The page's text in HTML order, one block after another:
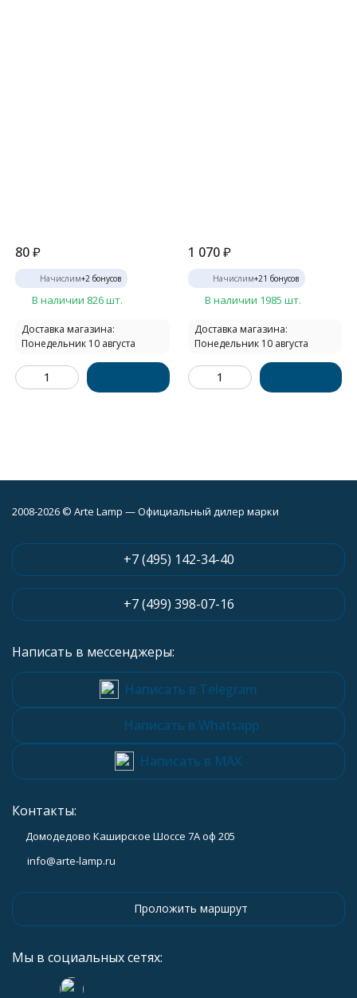
80₽
Начислим+2 бонусов
В наличии 826 шт.
Доставка магазина:
Понедельник 10 августа
1 070 ₽
Начислим+21 бонусов
В наличии 1985 шт.
Доставка магазина:
Понедельник 10 августа
2008-2026 © Arte Lamp — Официальный дилер марки
+7 (495) 142-34-40
+7 (499) 398-07-16
Написать в мессенджеры:
Написать в Telegram
Написать в Whatsapp
Написать в MAX
Контакты:
Домодедово Каширское Шоссе 7А оф 205
info@arte-lamp.ru
Проложить маршрут
Мы в социальных сетях: